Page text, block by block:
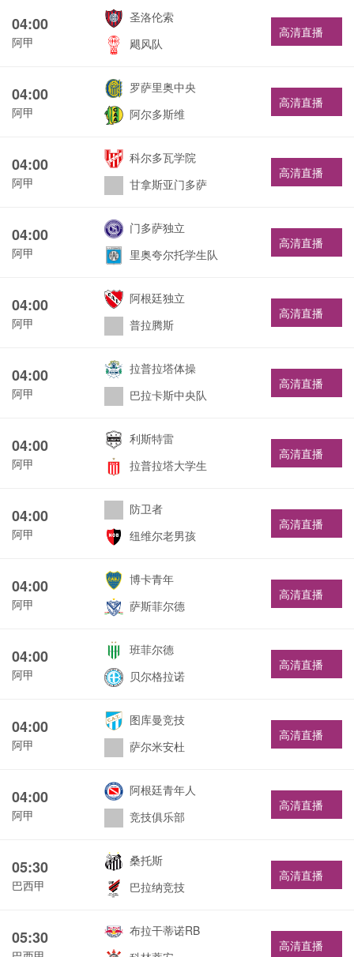
04:00
阿甲
圣洛伦索
飓风队
高清直播
04:00
阿甲
罗萨里奥中央
阿尔多斯维
高清直播
04:00
阿甲
科尔多瓦学院
甘拿斯亚门多萨
高清直播
04:00
阿甲
门多萨独立
里奥夸尔托学生队
高清直播
04:00
阿甲
阿根廷独立
普拉腾斯
高清直播
04:00
阿甲
拉普拉塔体操
巴拉卡斯中央队
高清直播
04:00
阿甲
利斯特雷
拉普拉塔大学生
高清直播
04:00
阿甲
防卫者
纽维尔老男孩
高清直播
04:00
阿甲
博卡青年
萨斯菲尔德
高清直播
04:00
阿甲
班菲尔德
贝尔格拉诺
高清直播
04:00
阿甲
图库曼竞技
萨尔米安杜
高清直播
04:00
阿甲
阿根廷青年人
竞技俱乐部
高清直播
05:30
巴西甲
桑托斯
巴拉纳竞技
高清直播
05:30
布拉干蒂诺RB
高清直播